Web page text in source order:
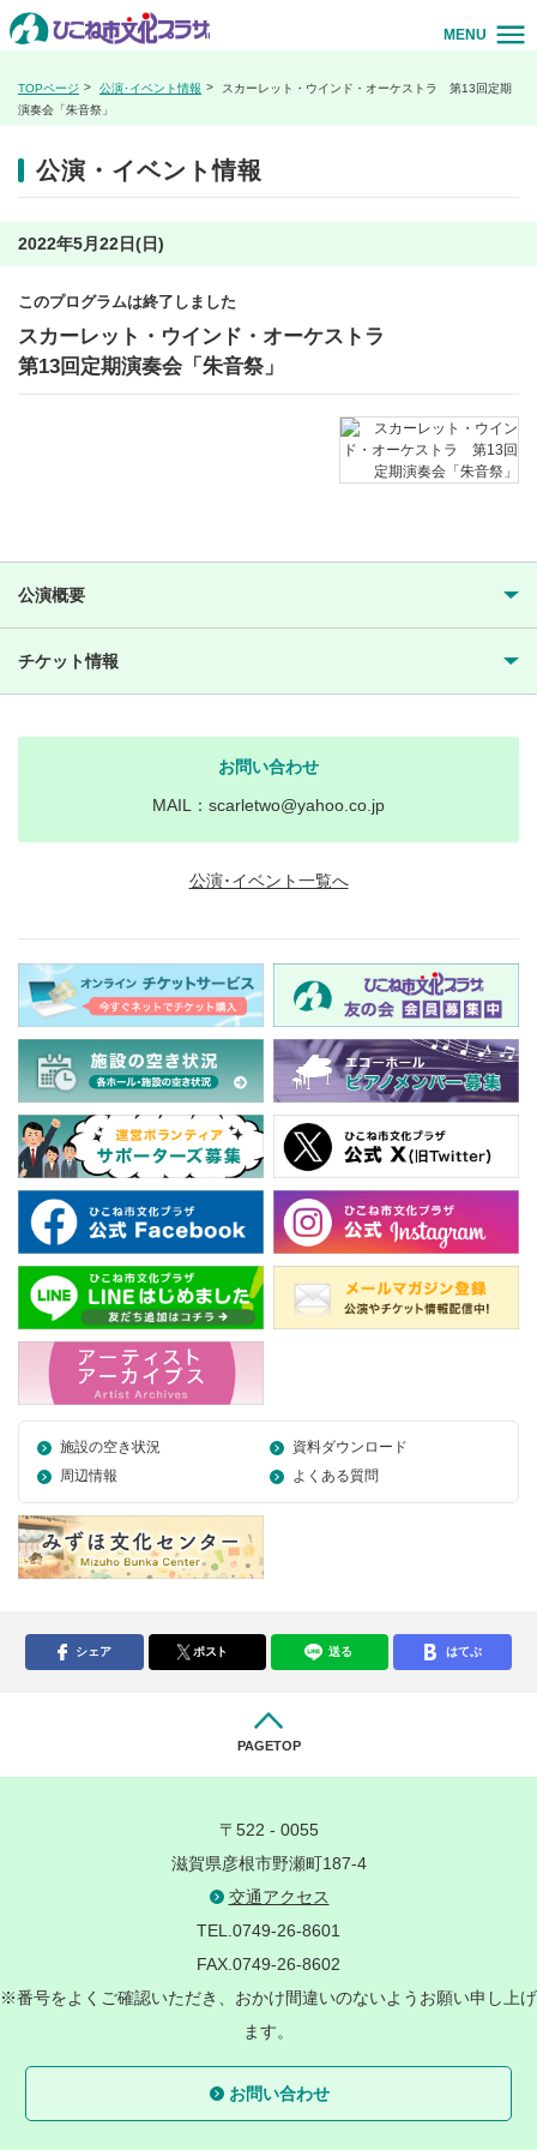
MENU
TOPページ 公演･イベント情報
スカーレット・ウインド・オーケストラ 第13回定期
演奏会「朱音祭」
公演・イベント情報
2022年5月22日(日)
このプログラムは終了しました
スカーレット・ウインド・オーケストラ
第13回定期演奏会「朱音祭」
公演概要
チケット情報
お問い合わせ
MAIL：scarletwo@yahoo.co.jp
公演･イベント一覧へ
施設の空き状況
資料ダウンロード
周辺情報
よくある質問
シェア ポスト 送る はてぶ
PAGETOP
〒522 - 0055
滋賀県彦根市野瀬町187-4
交通アクセス
TEL.0749-26-8601
FAX.0749-26-8602
※番号をよくご確認いただき、おかけ間違いのないようお願い申し上げ
ます。
お問い合わせ